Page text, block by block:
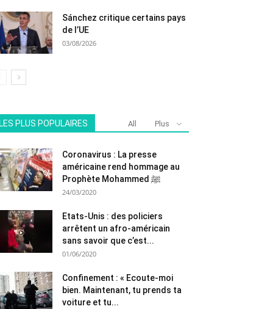
Sánchez critique certains pays
de l’UE
03/08/2026
LES PLUS POPULAIRES All Plus
Coronavirus : La presse
américaine rend hommage au
Prophète Mohammed ﷺ
24/03/2020
Etats-Unis : des policiers
arrêtent un afro-américain
sans savoir que c’est...
01/06/2020
Confinement : « Ecoute-moi
bien. Maintenant, tu prends ta
voiture et tu...